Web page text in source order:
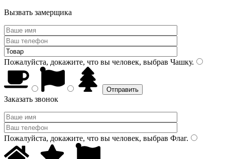
Вызвать замерщика
Пожалуйста, докажите, что вы человек, выбрав Чашку.
Заказать звонок
Пожалуйста, докажите, что вы человек, выбрав Флаг.